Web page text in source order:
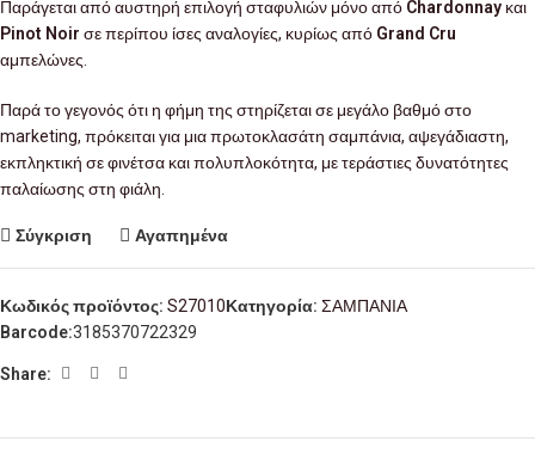
Παράγεται από αυστηρή επιλογή σταφυλιών μόνο από Chardonnay και
Pinot Noir σε περίπου ίσες αναλογίες, κυρίως από Grand Cru
αμπελώνες.
Παρά το γεγονός ότι η φήμη της στηρίζεται σε μεγάλο βαθμό στο
marketing, πρόκειται για μια πρωτοκλασάτη σαμπάνια, αψεγάδιαστη,
εκπληκτική σε φινέτσα και πολυπλοκότητα, με τεράστιες δυνατότητες
παλαίωσης στη φιάλη.
Σύγκριση Αγαπημένα
Κωδικός προϊόντος: S27010Κατηγορία: ΣΑΜΠΑΝΙΑ
Barcode:3185370722329
Share: